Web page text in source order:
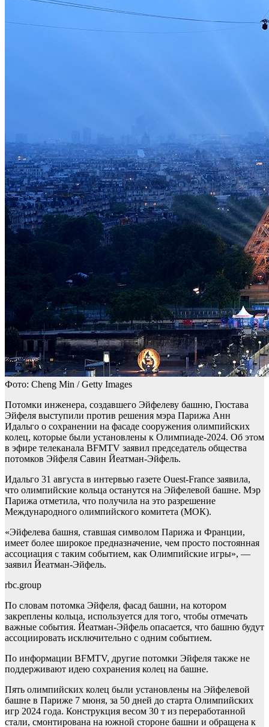
Фото: Cheng Min / Getty Images
Потомки инженера, создавшего Эйфелеву башню, Гюстава
Эйфеля выступили против решения мэра Парижа Анн
Идальго о сохранении на фасаде сооружения олимпийских
колец, которые были установлены к Олимпиаде-2024. Об этом
в эфире телеканала BFMTV заявил председатель общества
потомков Эйфеля Савин Йеатман-Эйфель.
Идальго 31 августа в интервью газете Ouest-France заявила,
что олимпийские кольца останутся на Эйфелевой башне. Мэр
Парижа отметила, что получила на это разрешение
Международного олимпийского комитета (МОК).
«Эйфелева башня, ставшая символом Парижа и Франции,
имеет более широкое предназначение, чем просто постоянная
ассоциация с таким событием, как Олимпийские игры», —
заявил Йеатман-Эйфель.
rbc.group
По словам потомка Эйфеля, фасад башни, на котором
закреплены кольца, используется для того, чтобы отмечать
важные события. Йеатман-Эйфель опасается, что башню будут
ассоциировать исключительно с одним событием.
По информации BFMTV, другие потомки Эйфеля также не
поддерживают идею сохранения колец на башне.
Пять олимпийских колец были установлены на Эйфелевой
башне в Париже 7 мюня, за 50 дней до старта Олимпийских
игр 2024 года. Конструкция весом 30 т из переработанной
стали, смонтирована на южной стороне башни и обращена к